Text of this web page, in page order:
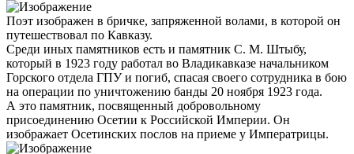
Поэт изображен в бричке, запряженной волами, в которой он
путешествовал по Кавказу.
Среди иных памятников есть и памятник С. М. Штыбу,
который в 1923 году работал во Владикавказе начальником
Горского отдела ГПУ и погиб, спасая своего сотрудника в бою
на операции по уничтожению банды 20 ноября 1923 года.
А это памятник, посвященный добровольному
присоединению Осетии к Российской Империи. Он
изображает Осетинских послов на приеме у Императрицы.